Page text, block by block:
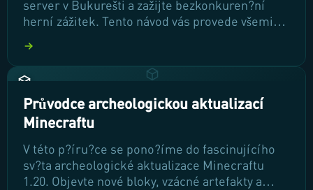
server v Bukurešti a zažijte bezkonkuren?ní
herní zážitek. Tento návod vás provede všemi
serveru, abyste mohli hrát s p?áteli nebo se p?
ipojit k místní komunit?. P?ipravte se na
vzrušující dobrodružství ve sv?t? Minecraftu!
Průvodce archeologickou aktualizací
Minecraftu
V této p?íru?ce se pono?íme do fascinujícího
sv?ta archeologické aktualizace Minecraftu
1.20. Objevte nové bloky, vzácné artefakty a